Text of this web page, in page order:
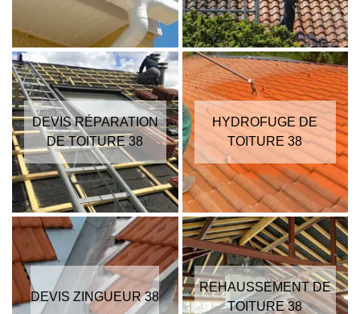
DEVIS RÉPARATION
DE TOITURE 38
HYDROFUGE DE
TOITURE 38
DEVIS ZINGUEUR 38
REHAUSSEMENT DE
TOITURE 38